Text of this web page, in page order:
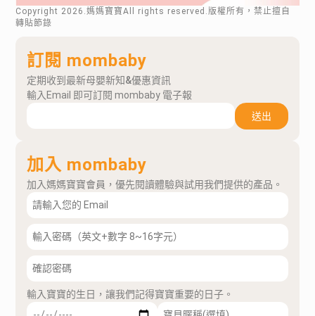
Copyright 2026 .媽媽寶寶All rights reserved.版權所有，禁止擅自
轉貼節錄
訂閱 mombaby
定期收到最新母嬰新知&優惠資訊
輸入Email 即可訂閱 mombaby 電子報
送出
加入 mombaby
加入媽媽寶寶會員，優先閱讀體驗與試用我們提供的產品。
輸入寶寶的生日，讓我們記得寶寶重要的日子。